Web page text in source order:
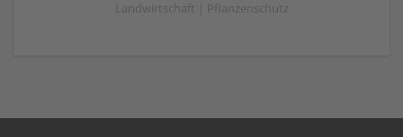
Landwirtschaft | Pflanzenschutz